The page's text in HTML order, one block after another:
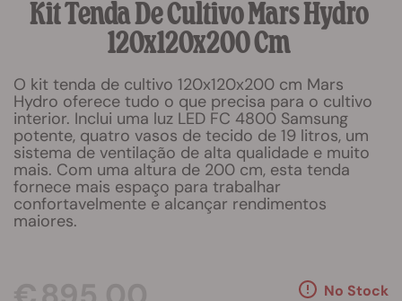
Kit Tenda De Cultivo Mars Hydro
120x120x200 Cm
O kit tenda de cultivo 120x120x200 cm Mars
Hydro oferece tudo o que precisa para o cultivo
interior. Inclui uma luz LED FC 4800 Samsung
potente, quatro vasos de tecido de 19 litros, um
sistema de ventilação de alta qualidade e muito
mais. Com uma altura de 200 cm, esta tenda
fornece mais espaço para trabalhar
confortavelmente e alcançar rendimentos
maiores.
No Stock